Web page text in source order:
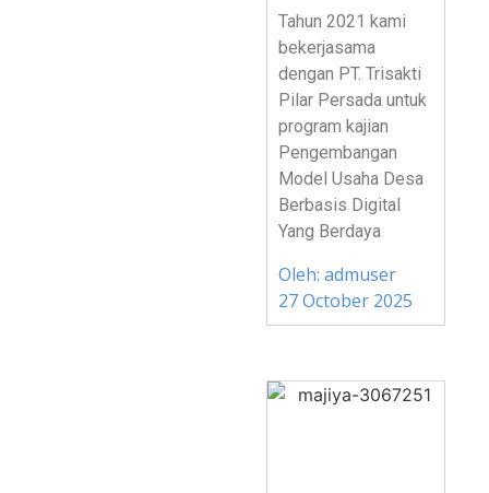
Tahun 2021 kami
bekerjasama
dengan PT. Trisakti
Pilar Persada untuk
program kajian
Pengembangan
Model Usaha Desa
Berbasis Digital
Yang Berdaya
Oleh: admuser
27 October 2025